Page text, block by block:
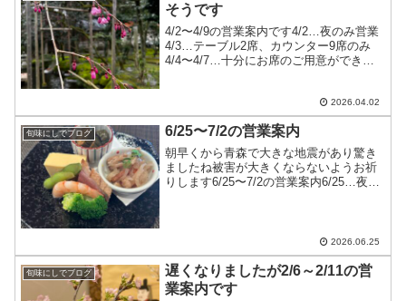
そうです
4/2〜4/9の営業案内です4/2…夜のみ営業
4/3…テーブル2席、カウンター9席のみ
4/4〜4/7…十分にお席のご用意ができま
2026.04.02
旬味にしでブログ 6/25〜7/2の営業案内
朝早くから青森で大きな地震があり驚き
ましたね被害が大きくならないようお祈
りします6/25〜7/2の営業案内6/25…夜の
2026.06.25
旬味にしでブログ
遅くなりましたが2/6～2/11の営
業案内です